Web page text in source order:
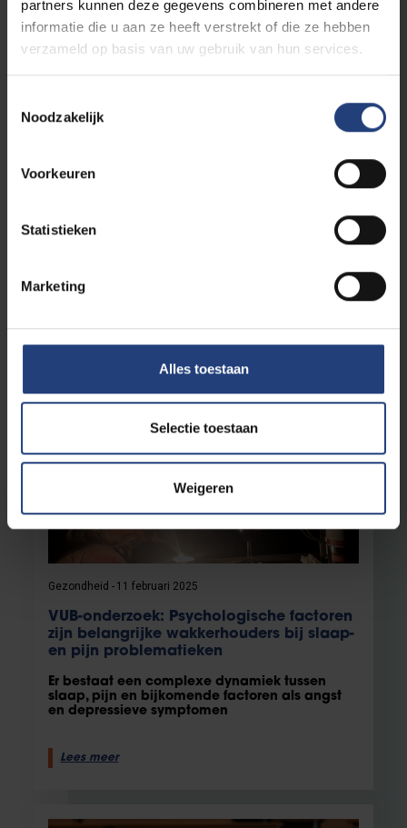
partners kunnen deze gegevens combineren met andere
informatie die u aan ze heeft verstrekt of die ze hebben
verzameld op basis van uw gebruik van hun services.
Noodzakelijk
Voorkeuren
Statistieken
Marketing
Alles toestaan
Selectie toestaan
Weigeren
Steeds meer jongeren doen aan
onderwijs is de sleutel tot een gezondere
Lees meer
Gezondheid 11 februari 2025
VUB-onderzoek: Psychologische factoren
zijn belangrijke wakkerhouders bij slaap-
en pijn problematieken
Er bestaat een complexe dynamiek tussen
slaap, pijn en bijkomende factoren als angst
en depressieve symptomen
Lees meer